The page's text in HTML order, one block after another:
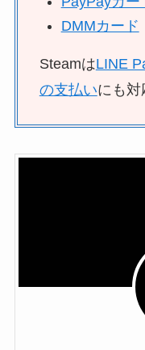
DMMカード
SteamはLINE
の支払いにも対